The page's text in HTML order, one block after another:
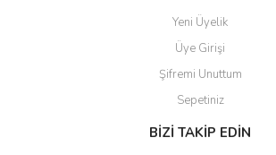
Yeni Üyelik
Üye Girişi
Şifremi Unuttum
Sepetiniz
BİZİ TAKİP EDİN